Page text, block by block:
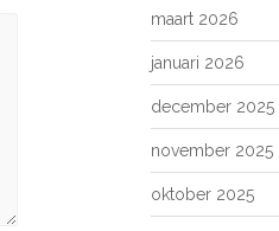
maart 2026
januari 2026
december 2025
november 2025
oktober 2025